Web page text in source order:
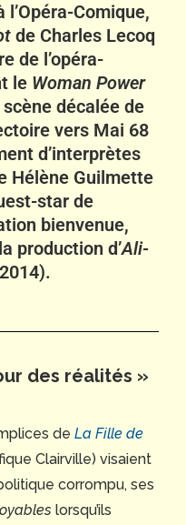
Comique,
de Charles Lecoq
de l’opéra-
le Woman Power
décalée de
vers Mai 68
d’interprètes
Hélène Guilmette
star de
bienvenue,
production d’Ali-
des réalités »
de La Fille de
Clairville) visaient
corrompu, ses
lorsqu’ils